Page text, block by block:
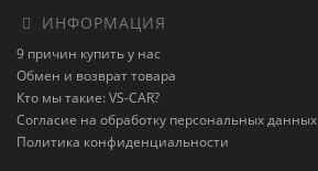
ИНФОРМАЦИЯ
9 причин купить у нас
Обмен и возврат товара
Кто мы такие: VS-CAR?
Согласие на обработку персональных данных
Политика конфиденциальности